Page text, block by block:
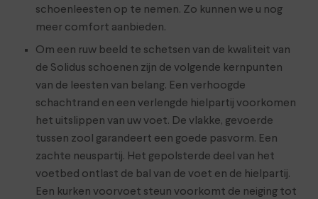
schoenleesten op te nemen. Zo kunnen we u nog
meer comfort aanbieden.
Om een ruw beeld te schetsen van de kwaliteit van
de Solidus schoenen zijn de volgende kernpunten
van de leesten van belang. Een verhoogde
schachtrand en een verlengde hielpartij voorkomen
het uitslippen van uw voet. De vlakke, gevoerde
tussen zool garandeert een goede pasvorm. Een
zachte neuspartij. Het gepolsterde deel van het
voetbed ontlast de bal van de voet en de hielpartij.
Een kurken voorvoet steun voorkomt de neiging tot